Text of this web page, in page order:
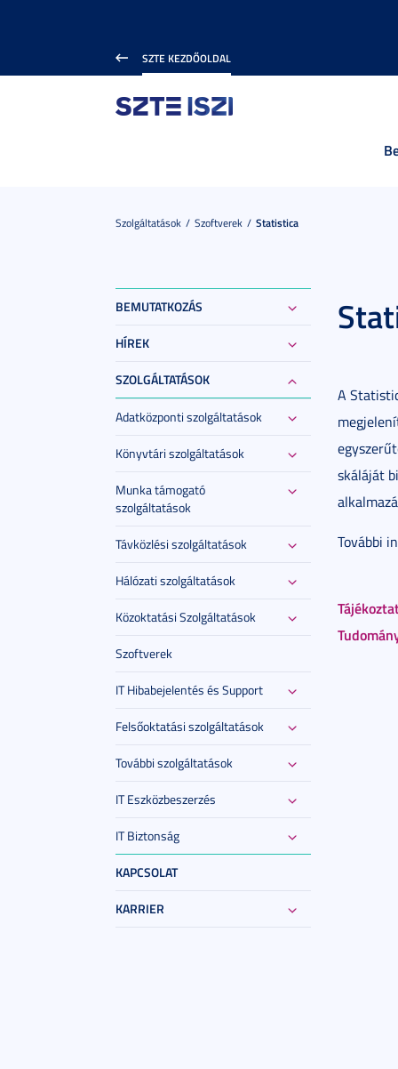
SZTE KEZDŐOLDAL
Szolgáltatások Szoftverek Statistica
BEMUTATKOZÁS
HÍREK
SZOLGÁLTATÁSOK
Adatközponti szolgáltatások
Könyvtári szolgáltatások
Munka támogató
szolgáltatások
Távközlési szolgáltatások
Hálózati szolgáltatások
Közoktatási Szolgáltatások
Szoftverek
IT Hibabejelentés és Support
Felsőoktatási szolgáltatások
További szolgáltatások
IT Eszközbeszerzés
IT Biztonság
KAPCSOLAT
KARRIER
A
skáláját
További